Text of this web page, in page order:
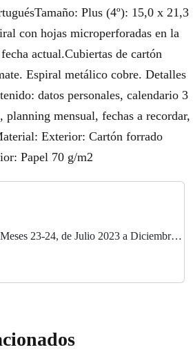
Plus (4º): 15,0 x 21,3
con hojas microperforadas en la
actual.Cubiertas de cartón
Espiral metálico cobre. Detalles
datos personales, calendario 3
planning mensual, fechas a recordar,
Exterior: Cartón forrado
Papel 70 g/m2
23-24, de Julio 2023 a Diciembre
cm, Semana Vista, Van, Español-